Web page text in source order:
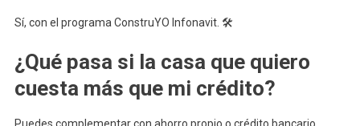
Sí, con el programa ConstruYO Infonavit. 🛠️
¿Qué pasa si la casa que quiero
cuesta más que mi crédito?